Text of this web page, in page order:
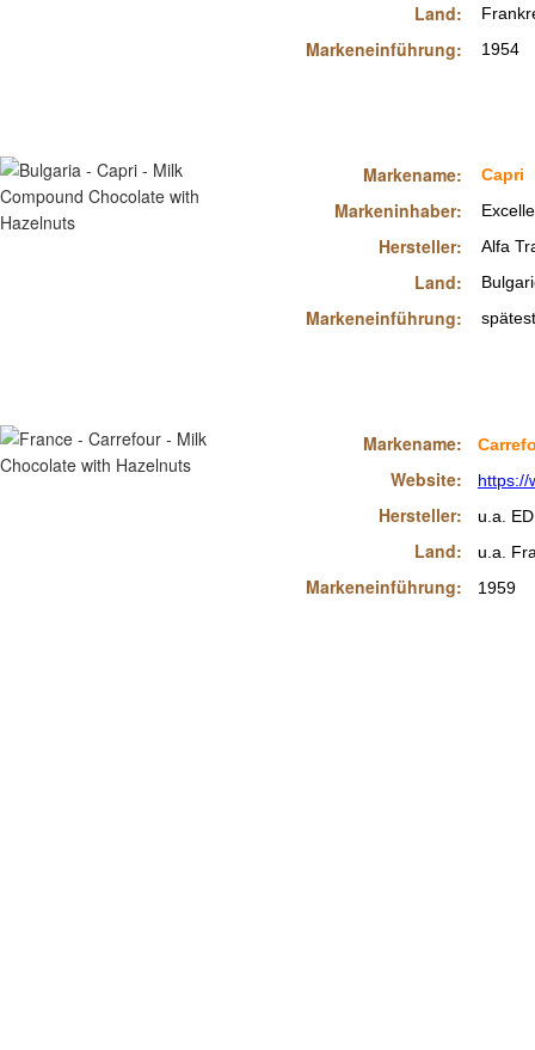
Markename:
Website:
Hersteller:
Land:
Markeneinführung:
https://
u.a.
u.a.
1959
Land:
Markeneinführung:
1954
Markename:
Markeninhaber:
Hersteller:
Land:
Markeneinführung:
Capri
Alfa